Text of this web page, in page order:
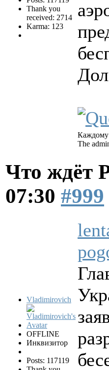
Thank you
received: 2714
Karma: 123
Каждому
The
Что ждёт
07:30 #999
Vladimirovich
OFFLINE
Инквизитор
Posts: 117119